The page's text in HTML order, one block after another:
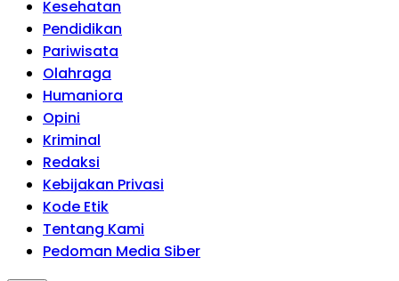
Kesehatan
Pendidikan
Pariwisata
Olahraga
Humaniora
Opini
Kriminal
Redaksi
Kebijakan Privasi
Kode Etik
Tentang Kami
Pedoman Media Siber